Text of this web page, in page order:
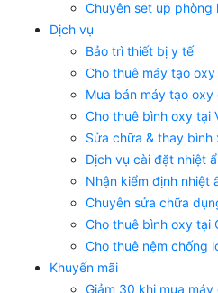
Chuyên set up phòng
Dịch vụ
Bảo trì thiết bị y tế
Cho thuê máy tạo oxy
Mua bán máy tạo oxy
Cho thuê bình oxy tại
Sửa chữa & thay bình
Dịch vụ cài đặt nhiệt
Nhận kiểm định nhiệt
Chuyên sửa chữa
Cho thuê bình oxy tại
Cho thuê nệm chống
Khuyến mãi
Giảm 30 khi mua